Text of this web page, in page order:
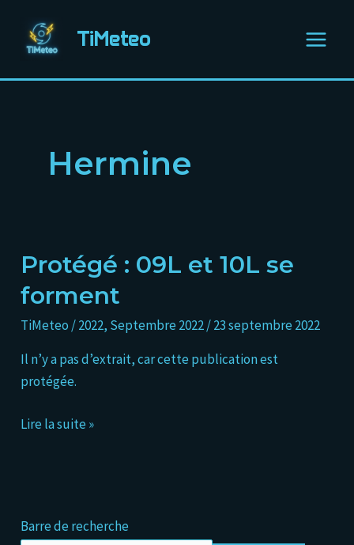
contenu
TiMeteo
Menu
Hermine
Protégé : 09L et 10L se
forment
TiMeteo /2022, Septembre 2022/23 septembre 2022
Il n’y a pas d’extrait, car cette publication est
protégée.
Protégé :
et
10L
forment
Lire la suite »
Barre de recherche